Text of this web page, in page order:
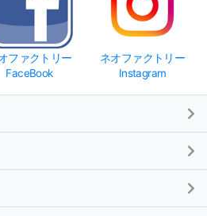
ファクトリー
FaceBook
ネオファクトリー
Instagram